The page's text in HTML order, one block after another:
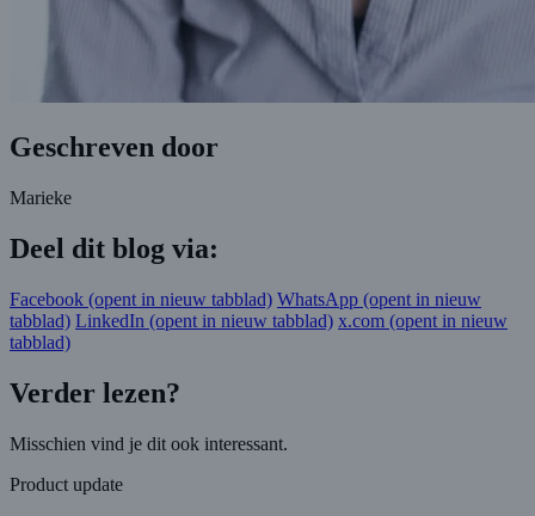
Geschreven door
Marieke
Deel dit blog via:
Facebook (opent in nieuw tabblad) WhatsApp (opent in nieuw
tabblad) LinkedIn (opent in nieuw tabblad) x.com (opent in nieuw
tabblad)
Verder lezen?
Misschien vind je dit ook interessant.
Product update